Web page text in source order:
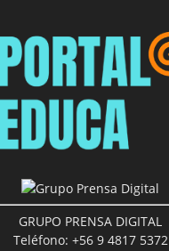
GRUPO PRENSA DIGITAL
Teléfono: +56 9 4817 5372